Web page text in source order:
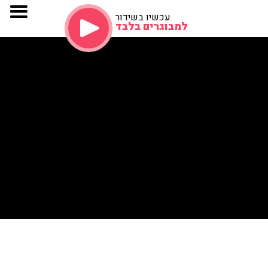
עכשיו בשידור
למבוגרים בלבד